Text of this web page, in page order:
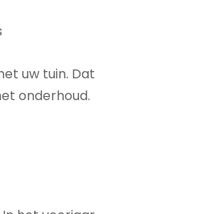
uw tuin. Dat
onderhoud.